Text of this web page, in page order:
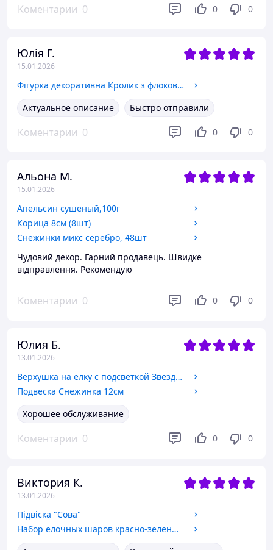
Коментарии 0 0 0
Юлія Г.
15.01.2026
Фігурка декоративна Кролик з флоковим напиленням 8*22см, колір - білий
Актуальное описание
Быстро отправили
Коментарии 0 0 0
Альона М.
15.01.2026
Апельсин сушеный,100г
Корица 8см (8шт)
Снежинки микс серебро, 48шт
Чудовий декор. Гарний продавець. Швидке
відправлення. Рекомендую
Коментарии 0 0 0
Юлия Б.
13.01.2026
Верхушка на елку с подсветкой Звезда шампань
Подвеска Снежинка 12см
Хорошее обслуживание
Коментарии 0 0 0
Виктория К.
13.01.2026
Підвіска "Сова"
Набор елочных шаров красно-зеленый, 3см, 4см, 5см, 6см (40 шт)